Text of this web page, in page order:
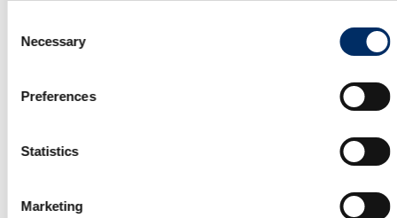
Selection
Necessary
Preferences
Statistics
Marketing
umfangreichen Produktdatenbank.
ZUR PRINTPRODUKTDATENBANK